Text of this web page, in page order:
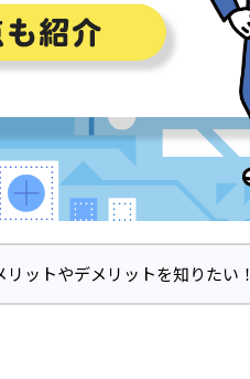
ットやデメリットを知りたい！